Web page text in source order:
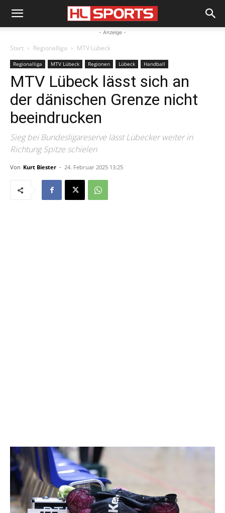
- Anzeige -
Start Regionalliga MTV Lübeck
Regionalliga MTV Lübeck Regionen Lübeck Handball
MTV Lübeck lässt sich an
der dänischen Grenze nicht
beeindrucken
Sieg bei Bundesligareserve lässt Lübecker weiter in
Richtung Spitze schielen
Von Kurt Biester - 24. Februar 2025 13:25